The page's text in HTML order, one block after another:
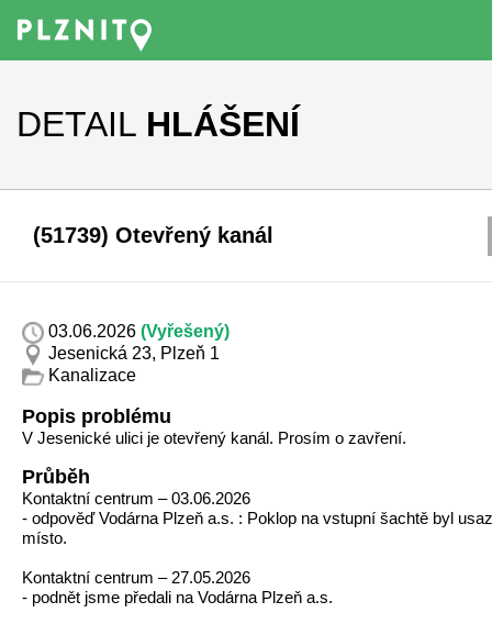
DETAIL HLÁŠENÍ
(51739) Otevřený kanál
03.06.2026 (Vyřešený)
Jesenická 23, Plzeň 1
Kanalizace
Popis problému
V Jesenické ulici je otevřený kanál. Prosím o zavření.
Průběh
Kontaktní centrum – 03.06.2026
- odpověď Vodárna Plzeň a.s. : Poklop na vstupní šachtě byl
místo.
Kontaktní centrum – 27.05.2026
- podnět jsme předali na Vodárna Plzeň a.s.